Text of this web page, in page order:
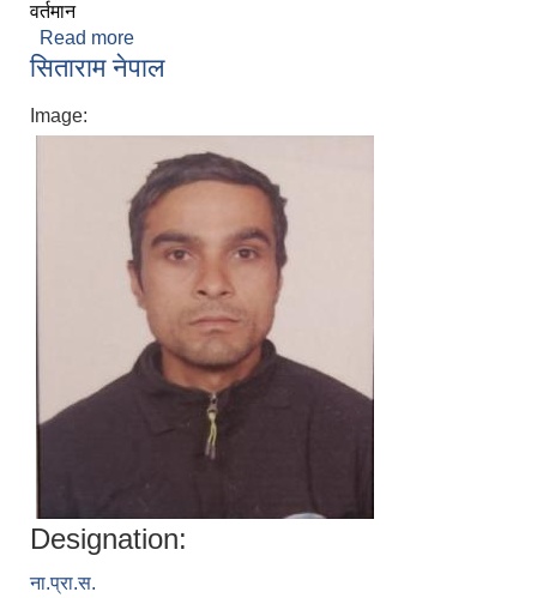
वर्तमान
Read more
सिताराम नेपाल
Image:
Designation:
ना.प्रा.स.